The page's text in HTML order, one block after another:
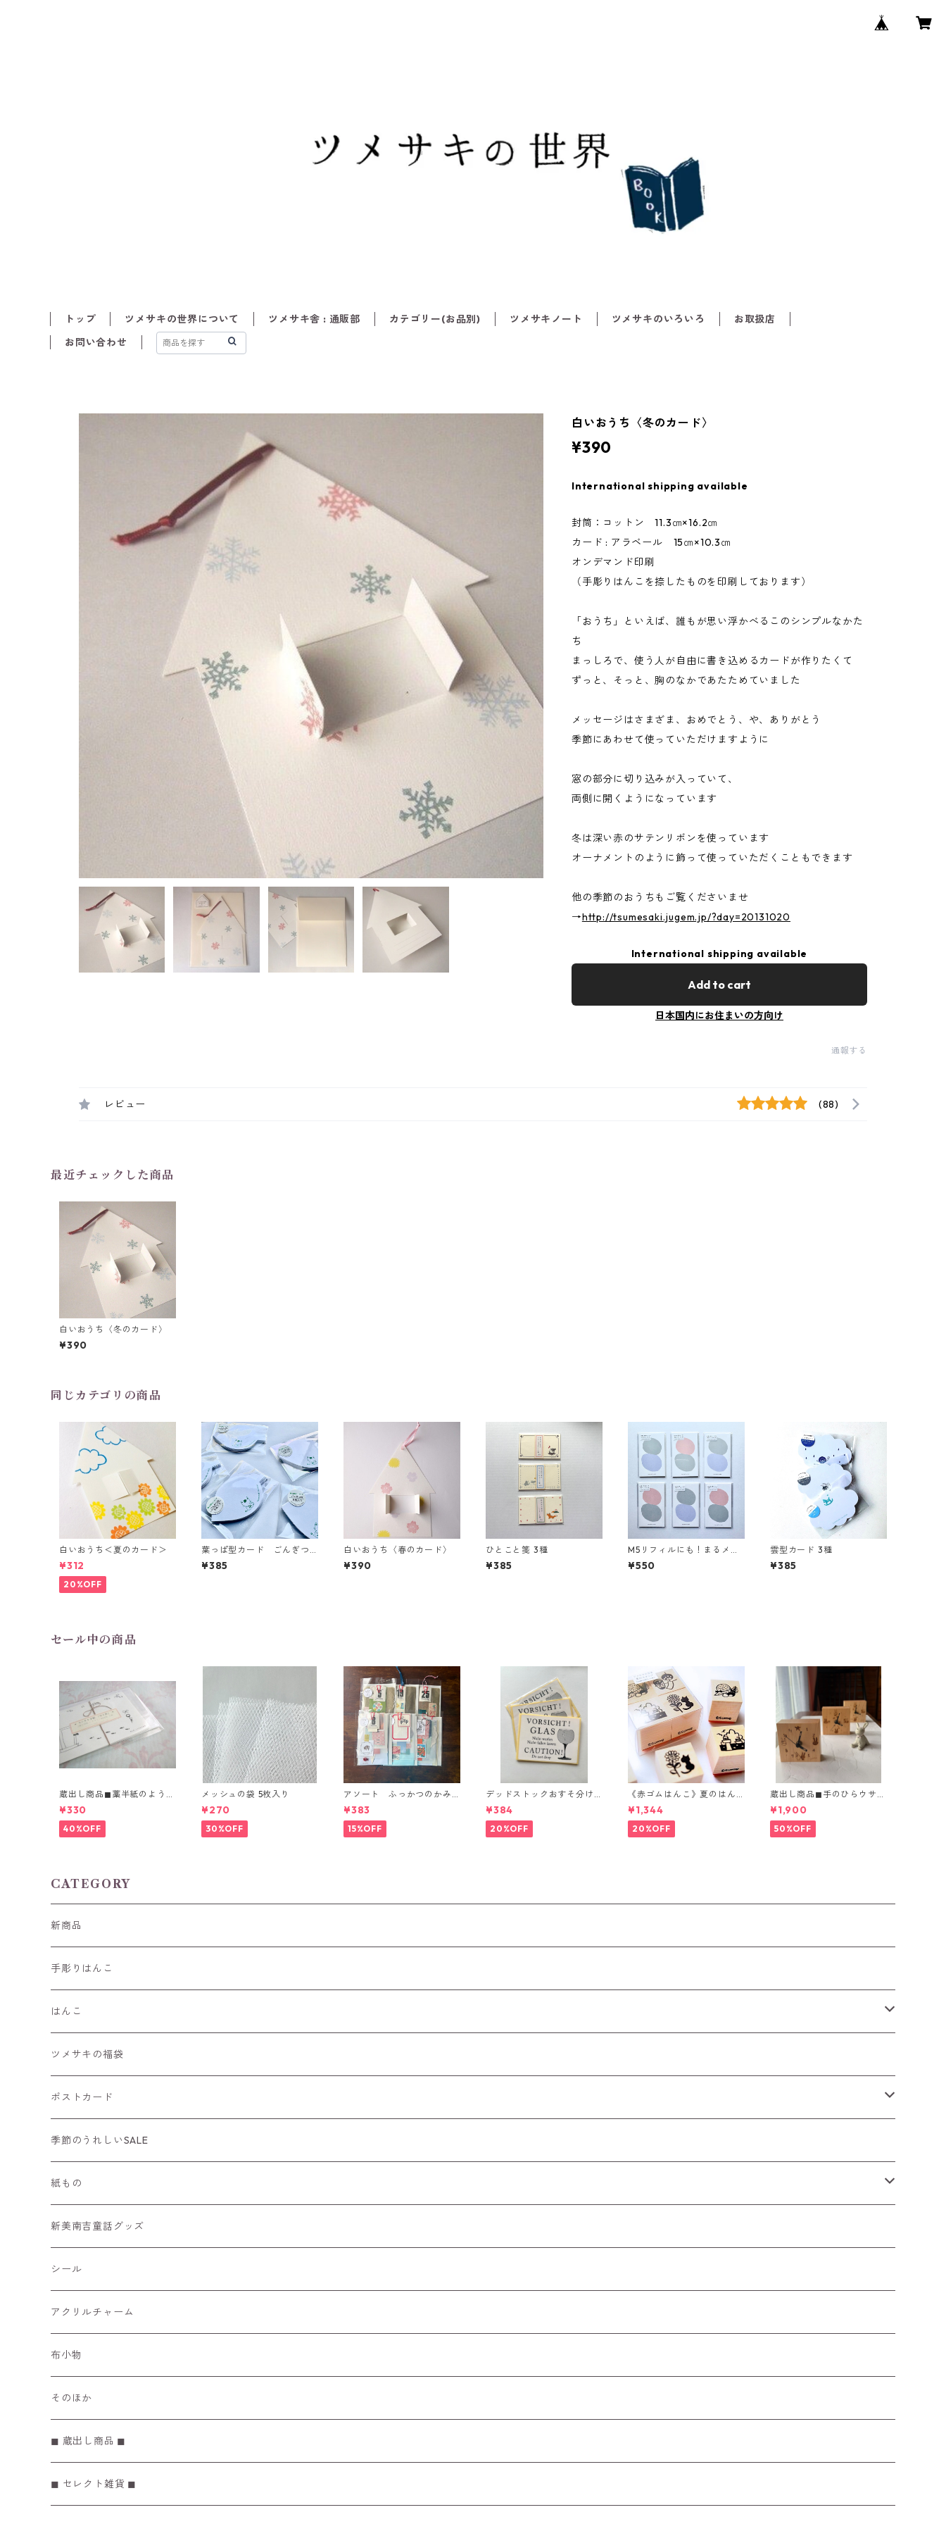
トップ ツメサキの世界について ツメサキ舎 : 通販部 カテゴリー(お品別) ツメサキノート ツメサキのいろいろ
お取扱店
お問い合わせ
白いおうち〈冬のカード〉
¥390
International shipping available
封筒：コットン 11.3㎝×16.2㎝
カード : アラベール 15㎝×10.3㎝
オンデマンド印刷
（手彫りはんこを捺したものを印刷しております）
「おうち」といえば、誰もが思い浮かべるこのシンプルなかた
ち
まっしろで、使う人が自由に書き込めるカードが作りたくて
ずっと、そっと、胸のなかであたためていました
メッセージはさまざま、おめでとう、や、ありがとう
季節にあわせて使っていただけますように
窓の部分に切り込みが入っていて、
両側に開くようになっています
冬は深い赤のサテンリボンを使っています
オーナメントのように飾って使っていただくこともできます
他の季節のおうちもご覧くださいませ
→http://tsumesaki.jugem.jp/?day=20131020
International shipping available
Add to cart
日本国内にお住まいの方向け
通報する
レビュー (88)
最近チェックした商品
白いおうち〈冬のカード〉
¥390
同じカテゴリの商品
白いおうち＜夏のカード＞
¥312
20%OFF
葉っぱ型カード ごんぎつ
ね
¥385
白いおうち〈春のカード〉
¥390
ひとこと箋 3種
¥385
M5リフィルにも！まるメモ
ピンク / パープル
¥550
雲型カード 3種
¥385
セール中の商品
蔵出し商品◼︎藁半紙のような
風合い 「ちいさな手紙」4
種
¥330
40%OFF
メッシュの袋 5枚入り
¥270
30%OFF
アソート ふっかつのかみ
さま(紙好きの方へ)
¥383
15%OFF
デッドストックおすそ分け
品◼︎ガラス われもの注意シ
ール
¥384
20%OFF
《赤ゴムはんこ》夏のはん
こつめあわせ
¥1,344
20%OFF
蔵出し商品◼︎手のひらウサギ
時計 2種
¥1,900
50%OFF
CATEGORY
新商品
手彫りはんこ
はんこ
手帳におすすめ
年賀状にもおすすめ
猫はんこ
季節のはんこ
どうぶつはんこ
ツメサキの福袋
ポストカード
ニューイヤーカード
季節のうれしいSALE
紙もの
一筆箋
カード
レターセット
マスキングテープ
ぽち袋
メモ帳 / リフィル
新美南吉童話グッズ
シール
アクリルチャーム
布小物
そのほか
◼︎ 蔵出し商品 ◼︎
◼︎ セレクト雑貨 ◼︎